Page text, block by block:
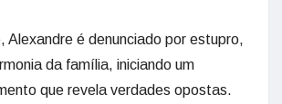
Alexandre é denunciado por estupro,
da família, iniciando um
que revela verdades opostas.